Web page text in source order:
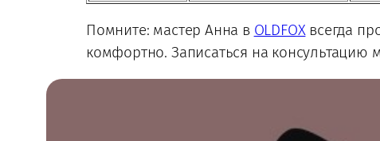
Помните: мастер Анна в OLDFOXвсегда
комфортно. Записаться на консультацию